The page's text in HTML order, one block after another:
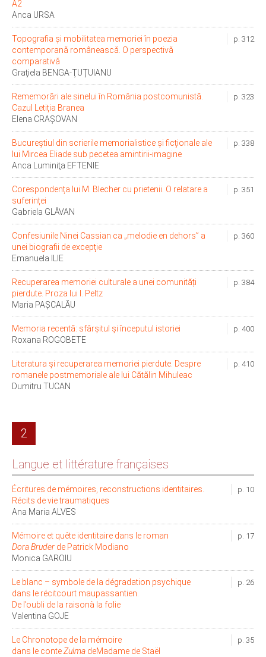
A2
Anca URSA
p. 312
Topografia și mobilitatea memoriei în poezia
contemporanǎ româneascǎ. O perspectivǎ
comparativǎ
Graţiela BENGA-ŢUŢUIANU
p. 323
Rememorări ale sinelui în România postcomunistă.
Cazul Letiția Branea
Elena CRAȘOVAN
p. 338
Bucureştiul din scrierile memorialistice şi ficţionale ale
lui Mircea Eliade sub pecetea amintirii-imagine
Anca Luminiţa EFTENIE
p. 351
Corespondența lui M. Blecher cu prietenii. O relatare a
suferinței
Gabriela GLĂVAN
p. 360
Confesiunile Ninei Cassian ca „melodie en dehors” a
unei biografii de excepţie
Emanuela ILIE
p. 384
Recuperarea memoriei culturale a unei comunități
pierdute. Proza lui I. Peltz
Maria PAȘCALĂU
p. 400
Memoria recentă: sfârșitul și începutul istoriei
Roxana ROGOBETE
p. 410
Literatura și recuperarea memoriei pierdute. Despre
romanele postmemoriale ale lui Cătălin Mihuleac
Dumitru TUCAN
2
Langue et littérature françaises
p. 10
Écritures de mémoires, reconstructions identitaires.
Récits de vie traumatiques
Ana Maria ALVES
p. 17
Mémoire et quête identitaire dans le roman
Dora Bruder de Patrick Modiano
Monica GAROIU
p. 26
Le blanc – symbole de la dégradation psychique
dans le récitcourt maupassantien.
De l’oubli de la raisonà la folie
Valentina GOJE
p. 35
Le Chronotope de la mémoire
dans le conteZulma deMadame de Staël